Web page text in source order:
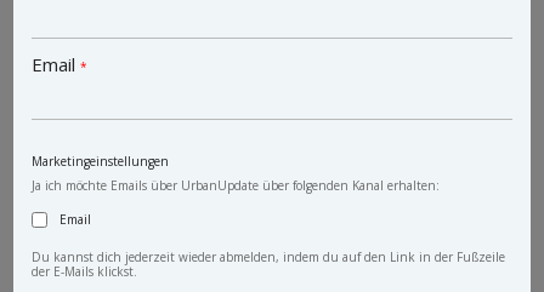
ALLGEMEIN,EINRICHTUNGSTIPPS,
Lokal Heros
Email*
Marketingeinstellungen
Ja ich möchte Emails über UrbanUpdate über folgenden Kanal erhalten:
Email
Du kannst dich jederzeit wieder abmelden, indem du auf den Link in der Fußzeile
der E-Mails klickst.